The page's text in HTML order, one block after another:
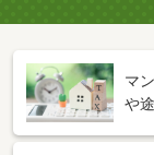
マ
や